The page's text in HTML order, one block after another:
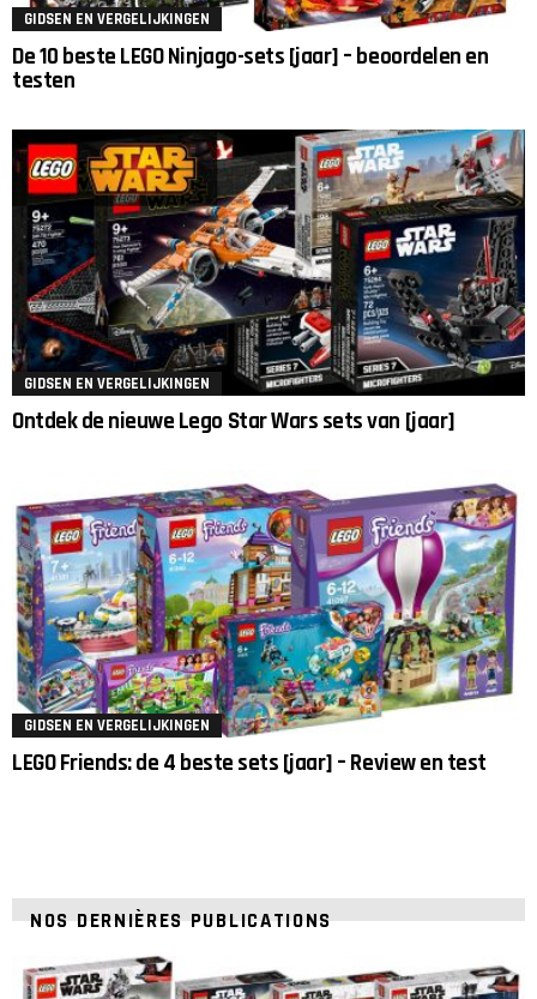
GIDSEN EN VERGELIJKINGEN
De 10 beste LEGO Ninjago-sets [jaar] – beoordelen en
testen
GIDSEN EN VERGELIJKINGEN
Ontdek de nieuwe Lego Star Wars sets van [jaar]
GIDSEN EN VERGELIJKINGEN
LEGO Friends: de 4 beste sets [jaar] – Review en test
NOS DERNIÈRES PUBLICATIONS